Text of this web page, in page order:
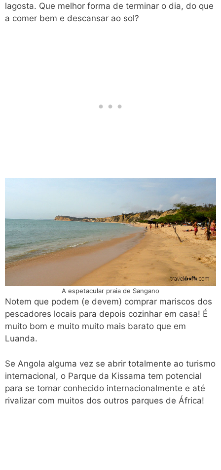
lagosta. Que melhor forma de terminar o dia, do que
a comer bem e descansar ao sol?
A espetacular praia de Sangano
Notem que podem (e devem) comprar mariscos dos
pescadores locais para depois cozinhar em casa! É
muito bom e muito muito mais barato que em
Luanda.
Se Angola alguma vez se abrir totalmente ao turismo
internacional, o Parque da Kissama tem potencial
para se tornar conhecido internacionalmente e até
rivalizar com muitos dos outros parques de África!